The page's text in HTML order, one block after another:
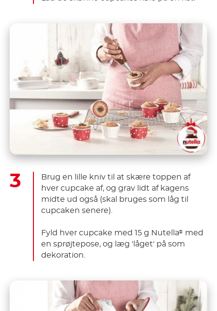
Brug en lille kniv til at skære toppen af
hver cupcake af, og grav lidt af kagens
midte ud også (skal bruges som låg til
cupcaken senere).
Fyld hver cupcake med 15 g Nutella® med
en sprøjtepose, og læg 'låget' på som
dekoration.